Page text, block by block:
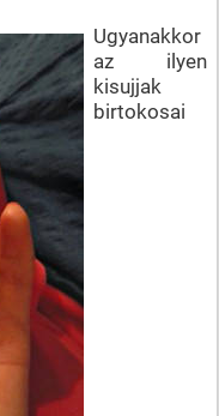
Ugyanakkor
az ilyen
kisujjak
birtokosai